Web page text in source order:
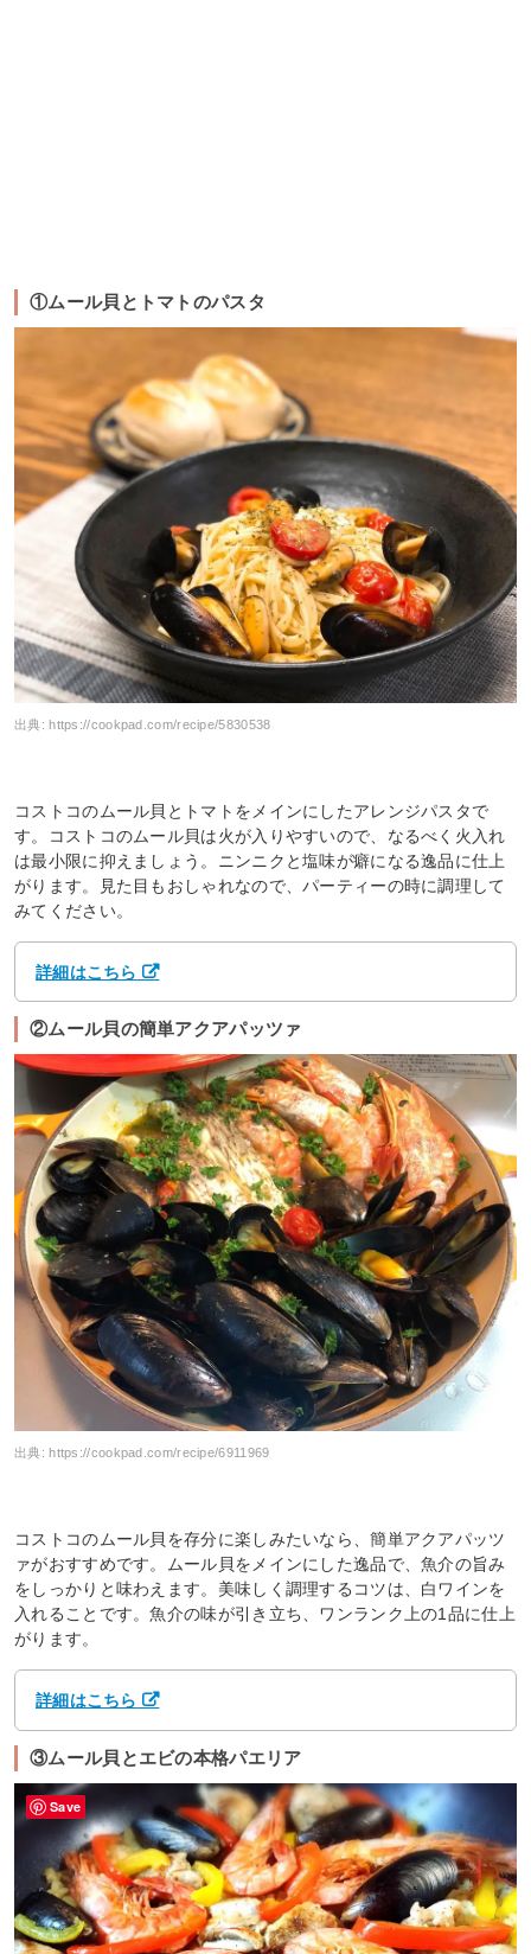
①ムール貝とトマトのパスタ
出典:https://cookpad.com/recipe/5830538
コストコのムール貝とトマトをメインにしたアレンジパスタで
す。コストコのムール貝は火が入りやすいので、なるべく火入れ
は最小限に抑えましょう。ニンニクと塩味が癖になる逸品に仕上
がります。見た目もおしゃれなので、パーティーの時に調理して
みてください。
詳細はこちら
②ムール貝の簡単アクアパッツァ
出典:https://cookpad.com/recipe/6911969
コストコのムール貝を存分に楽しみたいなら、簡単アクアパッツ
ァがおすすめです。ムール貝をメインにした逸品で、魚介の旨み
をしっかりと味わえます。美味しく調理するコツは、白ワインを
入れることです。魚介の味が引き立ち、ワンランク上の1品に仕上
がります。
詳細はこちら
③ムール貝とエビの本格パエリア
Save